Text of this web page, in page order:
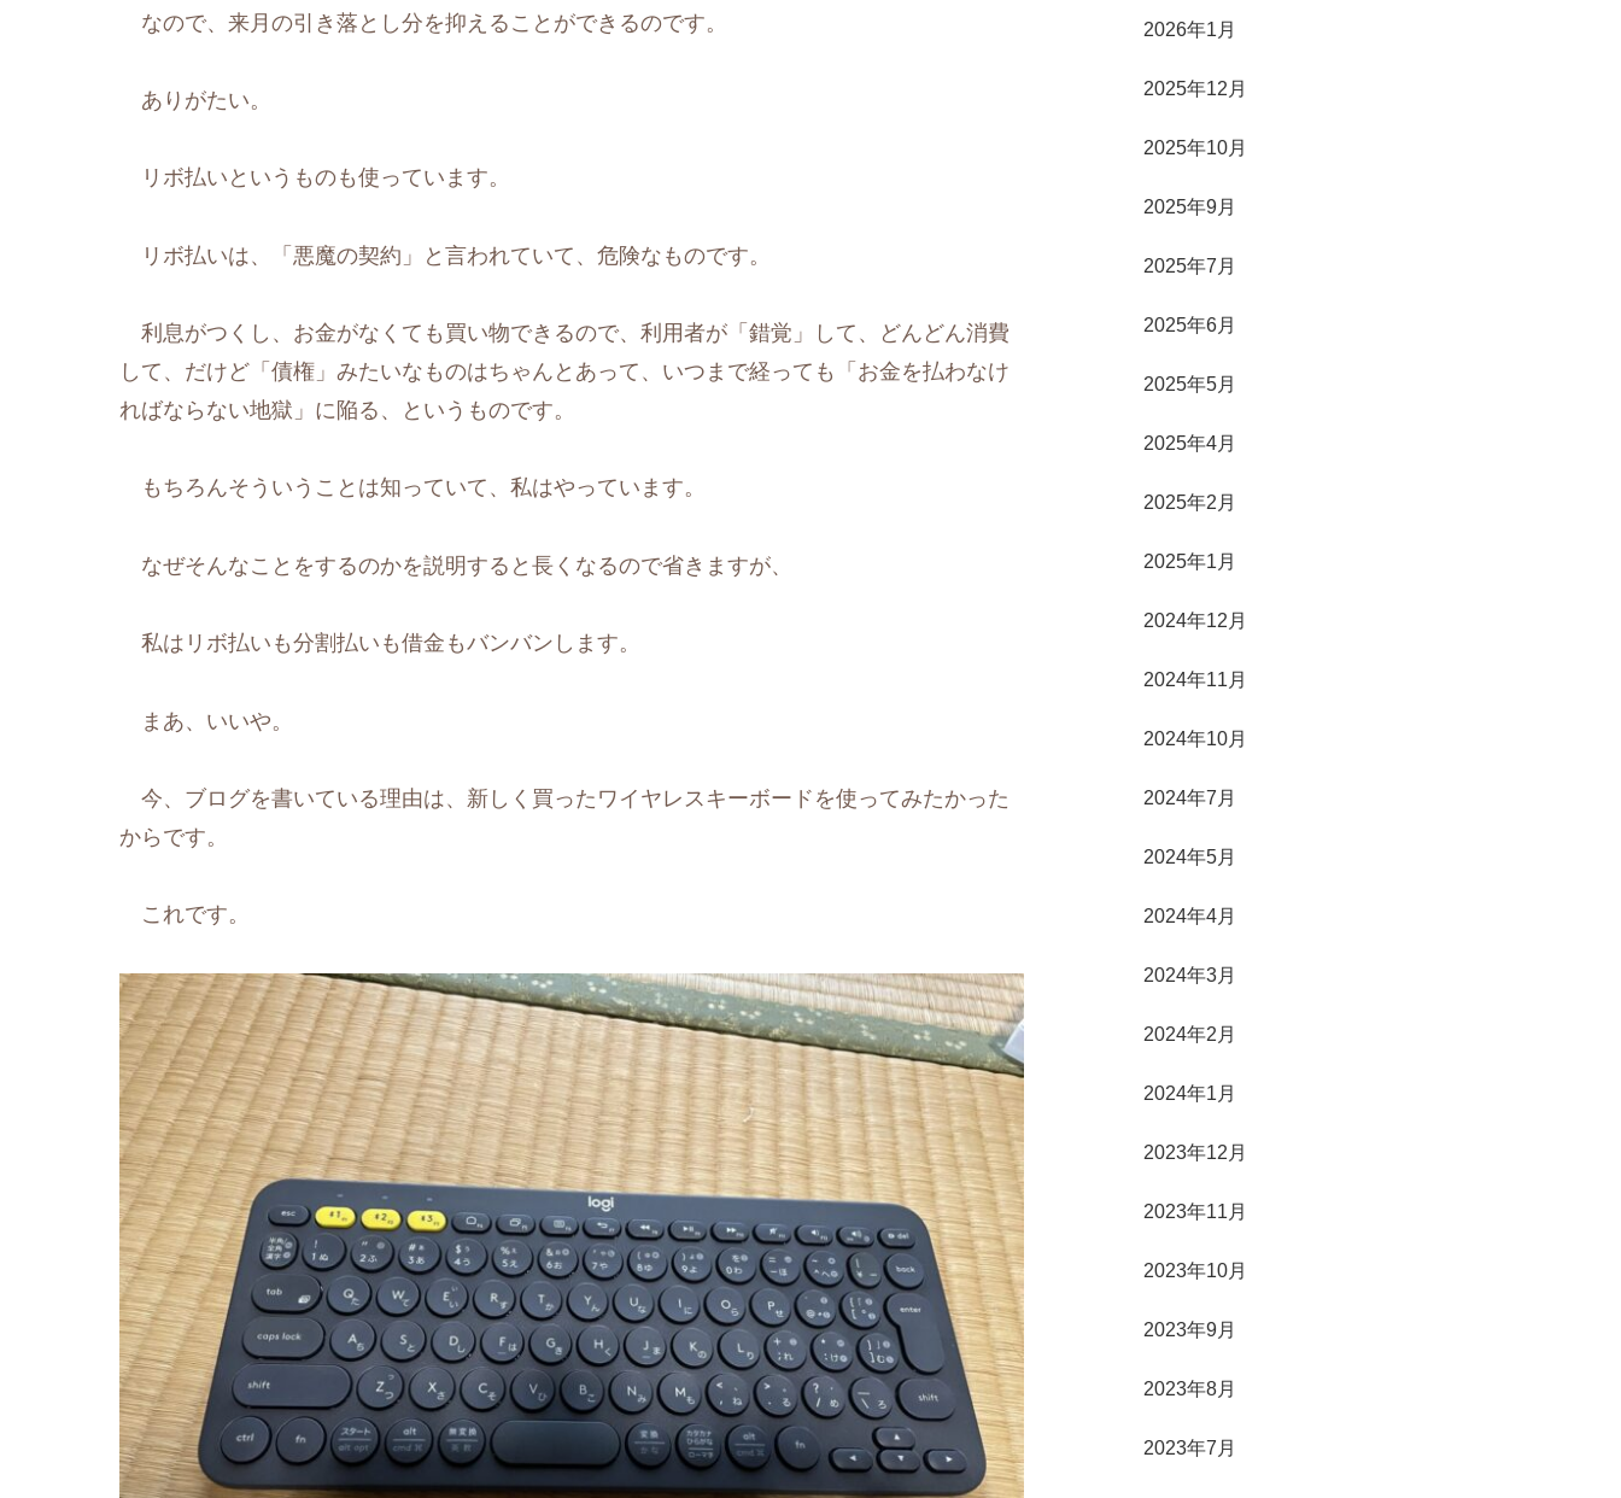
なので、来月の引き落とし分を抑えることができるのです。
ありがたい。
リボ払いというものも使っています。
リボ払いは、「悪魔の契約」と言われていて、危険なものです。
利息がつくし、お金がなくても買い物できるので、利用者が「錯覚」して、どんどん消費
して、だけど「債権」みたいなものはちゃんとあって、いつまで経っても「お金を払わなけ
ればならない地獄」に陥る、というものです。
もちろんそういうことは知っていて、私はやっています。
なぜそんなことをするのかを説明すると長くなるので省きますが、
私はリボ払いも分割払いも借金もバンバンします。
まあ、いいや。
今、ブログを書いている理由は、新しく買ったワイヤレスキーボードを使ってみたかった
からです。
これです。
2026年1月
2025年12月
2025年10月
2025年9月
2025年7月
2025年6月
2025年5月
2025年4月
2025年2月
2025年1月
2024年12月
2024年11月
2024年10月
2024年7月
2024年5月
2024年4月
2024年3月
2024年2月
2024年1月
2023年12月
2023年11月
2023年10月
2023年9月
2023年8月
2023年7月